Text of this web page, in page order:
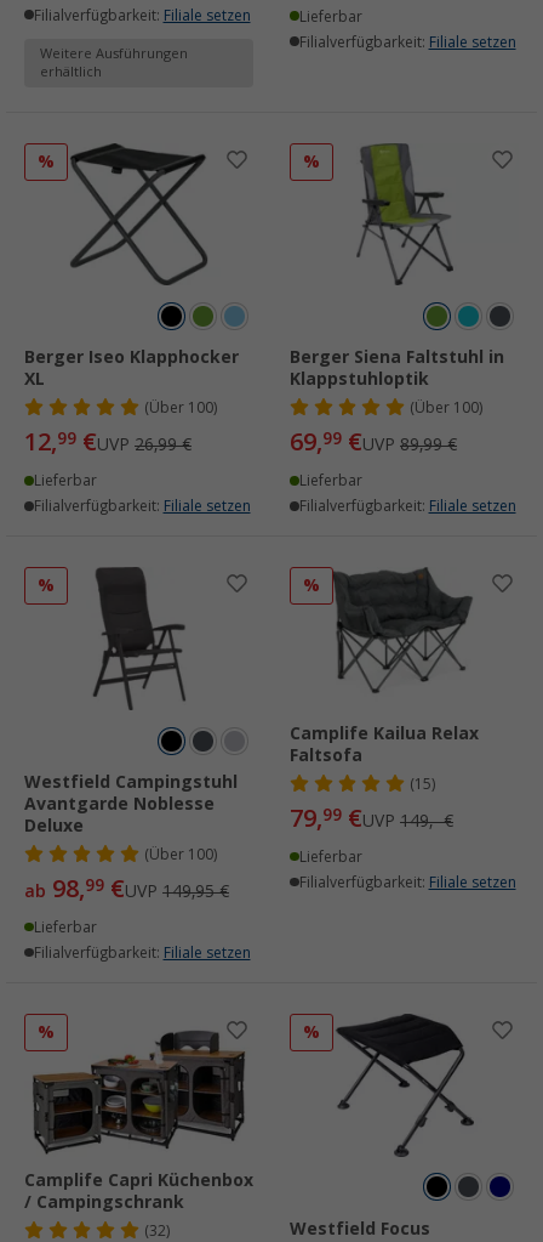
Filialverfügbarkeit: Filiale setzen
Weitere Ausführungen
erhältlich
Lieferbar
Filialverfügbarkeit: Filiale setzen
%
Berger Iseo Klapphocker
XL
(Über100)
12,99 €UVP 26,99 €
Lieferbar
Filialverfügbarkeit: Filiale setzen
%
Berger Siena Faltstuhl in
Klappstuhloptik
(Über100)
69,99 €UVP 89,99 €
Lieferbar
Filialverfügbarkeit: Filiale setzen
%
Westfield Campingstuhl
Avantgarde Noblesse
Deluxe
(Über100)
ab 98,99 €UVP 149,95 €
Lieferbar
Filialverfügbarkeit: Filiale setzen
%
Camplife Kailua Relax
Faltsofa
(15)
79,99 €UVP 149,- €
Lieferbar
Filialverfügbarkeit: Filiale setzen
%
Camplife Capri Küchenbox
/ Campingschrank
(32)
%
Westfield Focus